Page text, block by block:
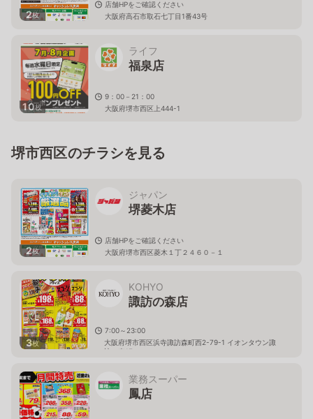
2枚
店舗HPをご確認ください
大阪府高石市取石七丁目1番43号
10枚
ライフ
福泉店
9：00－21：00
大阪府堺市西区上444-1
堺市西区のチラシを見る
2枚
ジャパン
堺菱木店
店舗HPをご確認ください
大阪府堺市西区菱木１丁２４６０－１
3枚
KOHYO
諏訪の森店
7:00～23:00
大阪府堺市西区浜寺諏訪森町西2-79-1 イオンタウン諏
訪の森1F
業務スーパー
鳳店